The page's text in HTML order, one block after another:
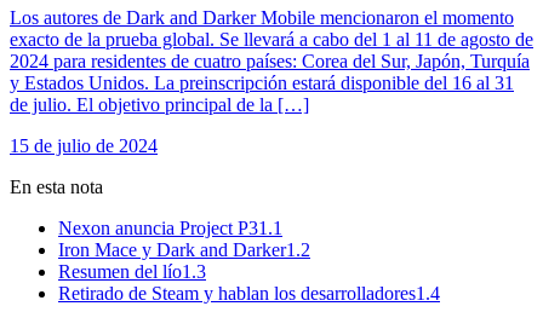
Los autores de Dark and Darker Mobile mencionaron el momento
exacto de la prueba global. Se llevará a cabo del 1 al 11 de agosto de
2024 para residentes de cuatro países: Corea del Sur, Japón, Turquía
y Estados Unidos. La preinscripción estará disponible del 16 al 31
de julio. El objetivo principal de la […]
15 de julio de 2024
En esta nota
Nexon anuncia Project P31.1
Iron Mace y Dark and Darker1.2
Resumen del lío1.3
Retirado de Steam y hablan los desarrolladores1.4